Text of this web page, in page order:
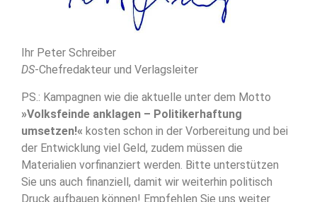
Ihr Peter Schreiber
DS-Chefredakteur und Verlagsleiter
PS.: Kampagnen wie die aktuelle unter dem Motto
»Volksfeinde anklagen – Politikerhaftung
umsetzen!« kosten schon in der Vorbereitung und bei
der Entwicklung viel Geld, zudem müssen die
Materialien vorfinanziert werden. Bitte unterstützen
Sie uns auch finanziell, damit wir weiterhin politisch
Druck aufbauen können! Empfehlen Sie uns weiter